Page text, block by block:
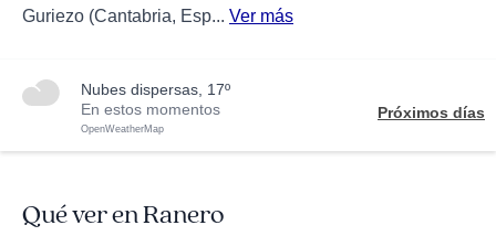
Guriezo (Cantabria, Esp... Ver más
nubes dispersas, 17º
En estos momentos
OpenWeatherMap
Próximos días
Qué ver en Ranero